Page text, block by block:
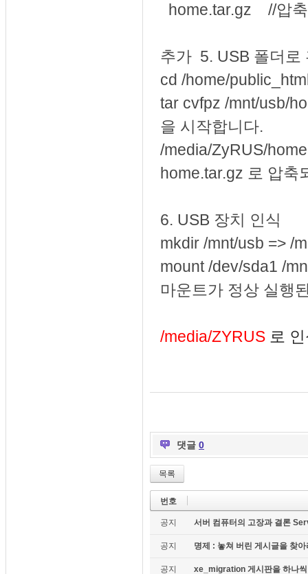
home.tar.gz //압축
추가 5. USB 폴더로
cd /home/
tar cvfpz /mnt/usb/
을 시작합니다.
/media/ZyRUS/
home.tar.gz 로 압축
6. USB 장치 인식
mkdir /mnt/usb => /
mount /dev/sda1 /
마운트가 정상 실행
/media/ZYRUS 로
댓글 0
목록
번호
공지 서버 컴퓨터의 고장과 결론
공지 명제 : 놓쳐 버린 게시글을 찾
공지 xe_migration 게시판을 하나